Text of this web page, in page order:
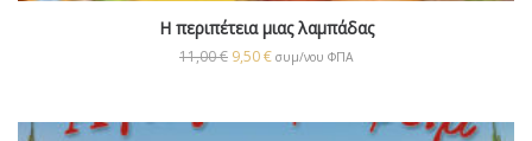
Η περιπέτεια μιας λαμπάδας
11,00€ 9,50€ συμ/νου ΦΠΑ